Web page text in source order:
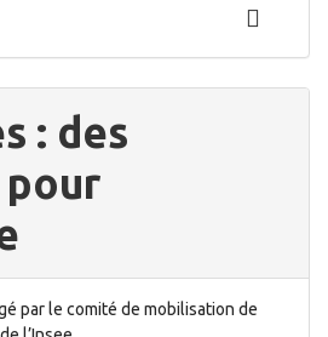
: des
par le comité de mobilisation de